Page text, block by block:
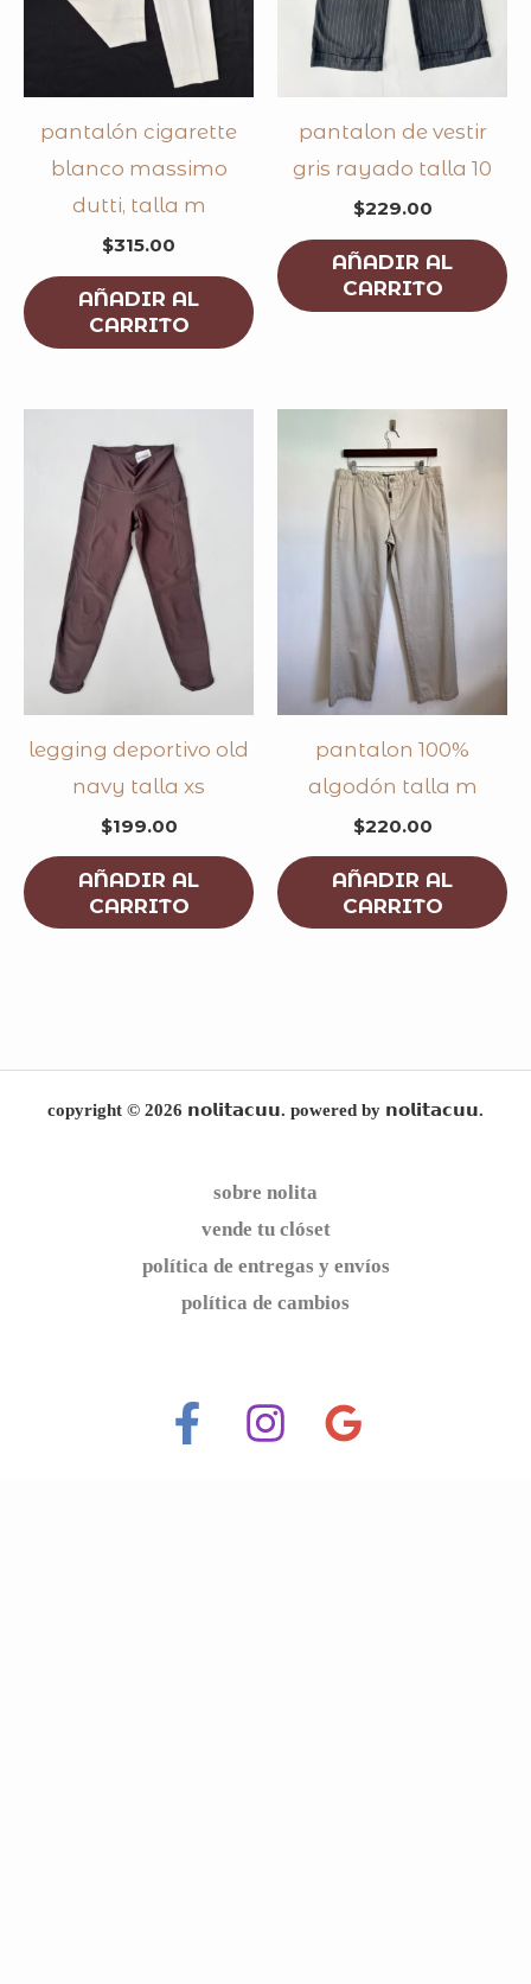
pantalón cigarette
blanco massimo
dutti, talla m
$315.00
AÑADIR AL
CARRITO
pantalon de vestir
gris rayado talla 10
$229.00
AÑADIR AL
CARRITO
legging deportivo old
navy talla xs
$199.00
AÑADIR AL
CARRITO
pantalon 100%
algodón talla m
$220.00
AÑADIR AL
CARRITO
copyright © 2026 𝗻𝗼𝗹𝗶𝘁𝗮𝗰𝘂𝘂. powered by 𝗻𝗼𝗹𝗶𝘁𝗮𝗰𝘂𝘂.
sobre nolita
vende tu clóset
política de entregas y envíos
política de cambios